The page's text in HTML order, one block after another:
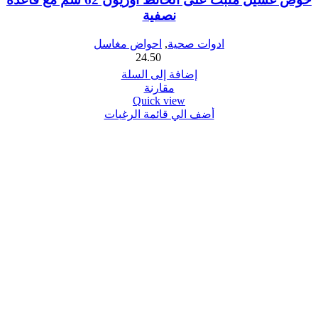
نصفية
ادوات صحية, احواض مغاسل
24.50
إضافة إلى السلة
مقارنة
Quick view
أضف الي قائمة الرغبات